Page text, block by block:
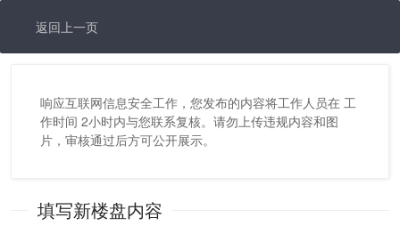
返回上一页
响应互联网信息安全工作，您发布的内容将工作人员在 工
作时间 2小时内与您联系复核。请勿上传违规内容和图
片，审核通过后方可公开展示。
填写新楼盘内容